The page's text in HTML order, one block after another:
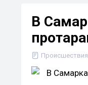
В
Происшествия